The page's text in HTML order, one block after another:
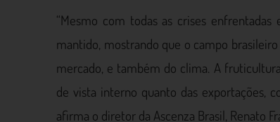
“Mesmo com todas as crises
mantido, mostrando que o campo
mercado, e também do clima. A
de vista interno quanto das exportações,
afirma o diretor da Ascenza Brasil, Renato